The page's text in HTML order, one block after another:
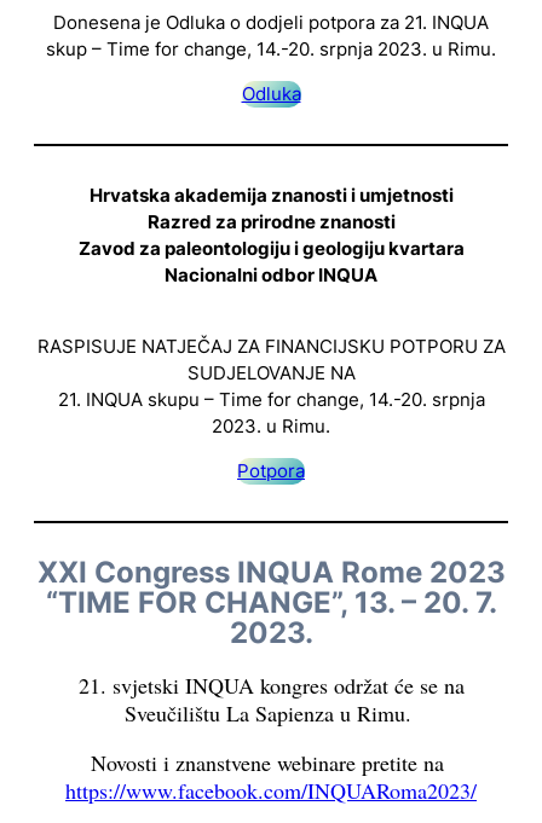
Donesena je Odluka o dodjeli potpora za 21. INQUA
skup – Time for change, 14.-20. srpnja 2023. u Rimu.
Odluka
Hrvatska akademija znanosti i umjetnosti
Razred za prirodne znanosti
Zavod za paleontologiju i geologiju kvartara
Nacionalni odbor INQUA
RASPISUJE NATJEČAJ ZA FINANCIJSKU POTPORU ZA
SUDJELOVANJE NA
21. INQUA skupu – Time for change, 14.-20. srpnja
2023. u Rimu.
Potpora
XXI Congress INQUA Rome 2023
“TIME FOR CHANGE”, 13. – 20. 7.
2023.
21. svjetski INQUA kongres održat će se na
Sveučilištu La Sapienza u Rimu.
Novosti i znanstvene webinare pretite na
https://www.facebook.com/INQUARoma2023/